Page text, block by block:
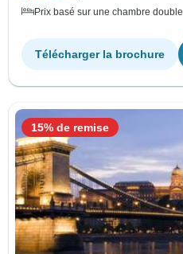
Prix basé sur une chambre double
Télécharger la brochure
15% de remise